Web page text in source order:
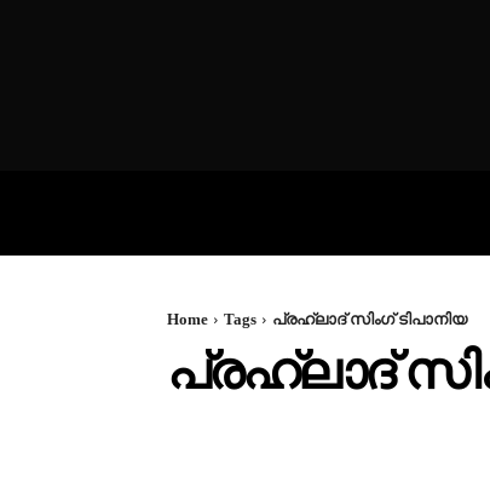
Home Tags പ്രഹ്ലാദ് സിംഗ് ടിപാനിയ
പ്രഹ്ലാദ്